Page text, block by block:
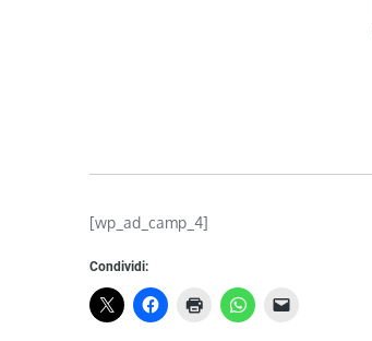
[wp_ad_camp_4]
Condividi: